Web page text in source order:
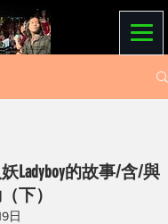
Ladyboy的故事/含/與
下）
日